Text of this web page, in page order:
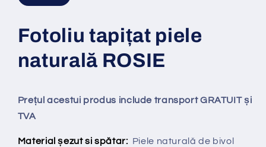
Fotoliu tapițat piele
naturală ROSIE
Prețul acestui produs include transport GRATUIT și
TVA
Material șezut si spătar: Piele naturală de bivol